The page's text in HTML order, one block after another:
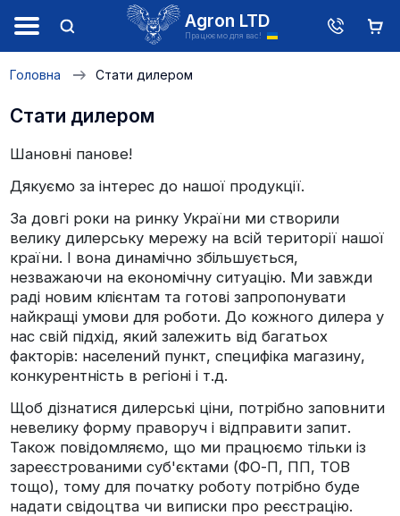
Agron LTD
Працюємо для вас!
Головна Стати дилером
Стати дилером
Шановні панове!
Дякуємо за інтерес до нашої продукції.
За довгі роки на ринку України ми створили
велику дилерську мережу на всій території нашої
країни. І вона динамічно збільшується,
незважаючи на економічну ситуацію. Ми завжди
раді новим клієнтам та готові запропонувати
найкращі умови для роботи. До кожного дилера у
нас свій підхід, який залежить від багатьох
факторів: населений пункт, специфіка магазину,
конкурентність в регіоні і т.д.
Щоб дізнатися дилерські ціни, потрібно заповнити
невелику форму праворуч і відправити запит.
Також повідомляємо, що ми працюємо тільки із
зареєстрованими суб'єктами (ФО-П, ПП, ТОВ
тощо), тому для початку роботу потрібно буде
надати свідоцтва чи виписки про реєстрацію.